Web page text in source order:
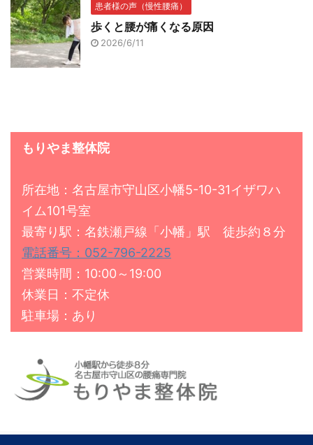
患者様の声（慢性腰痛）
歩くと腰が痛くなる原因
2026/6/11
もりやま整体院
所在地：名古屋市守山区小幡5-10-31イザワハ
イム101号室
最寄り駅：名鉄瀬戸線「小幡」駅 徒歩約８分
電話番号：052-796-2225
営業時間：10:00～19:00
休業日：不定休
駐車場：あり